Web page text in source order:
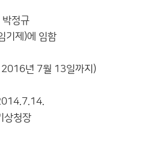
기제)에 임함
년 7월 13일까지)